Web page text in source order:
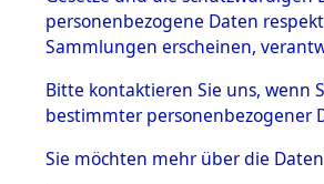
5.3
Todesmärsche
5.3.1 Alliierte
Erhebungen
zu
Todesmärsch
en
personenbezogene Daten
Sammlungen erscheinen,
Bitte kontaktieren Sie uns, wenn
bestimmter personenbezogener
Sie möchten mehr über die